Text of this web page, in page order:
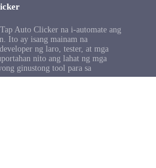
Auto Clicker na i-automate ang
Ito ay isang mainam na
ng laro, tester, at mga
nito ang lahat ng mga
ginustong tool para sa